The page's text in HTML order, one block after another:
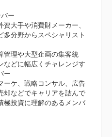
ー
資大手や消費財メーカー、
多分野からスペシャリスト
管理や大型企画の集客統
などに幅広くチャレンジす
ー
ーケ、戦略コンサル、広告
却などでキャリアを詰んで
極投資に理解のあるメンバ